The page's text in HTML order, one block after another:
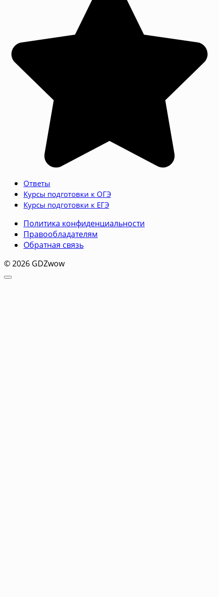
Ответы
Курсы подготовки к ОГЭ
Курсы подготовки к ЕГЭ
Политика конфиденциальности
Правообладателям
Обратная связь
© 2026 GDZwow